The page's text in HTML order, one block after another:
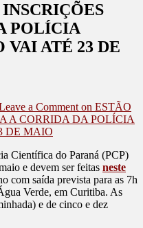
POLÍCIA
ATÉ 23 DE
a Comment on ESTÃO
A CORRIDA DA POLÍCIA
DE MAIO
Científica do Paraná (PCP)
e devem ser feitas neste
com saída prevista para as 7h
Verde, em Curitiba. As
e de cinco e dez